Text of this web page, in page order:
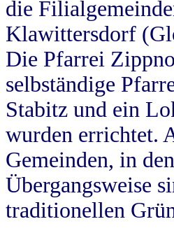
die
Klawittersdorf
Die Pfarrei
selbständige
Stabitz und ein
wurden errichtet.
Gemeinden, in
Übergangsweise
traditionellen